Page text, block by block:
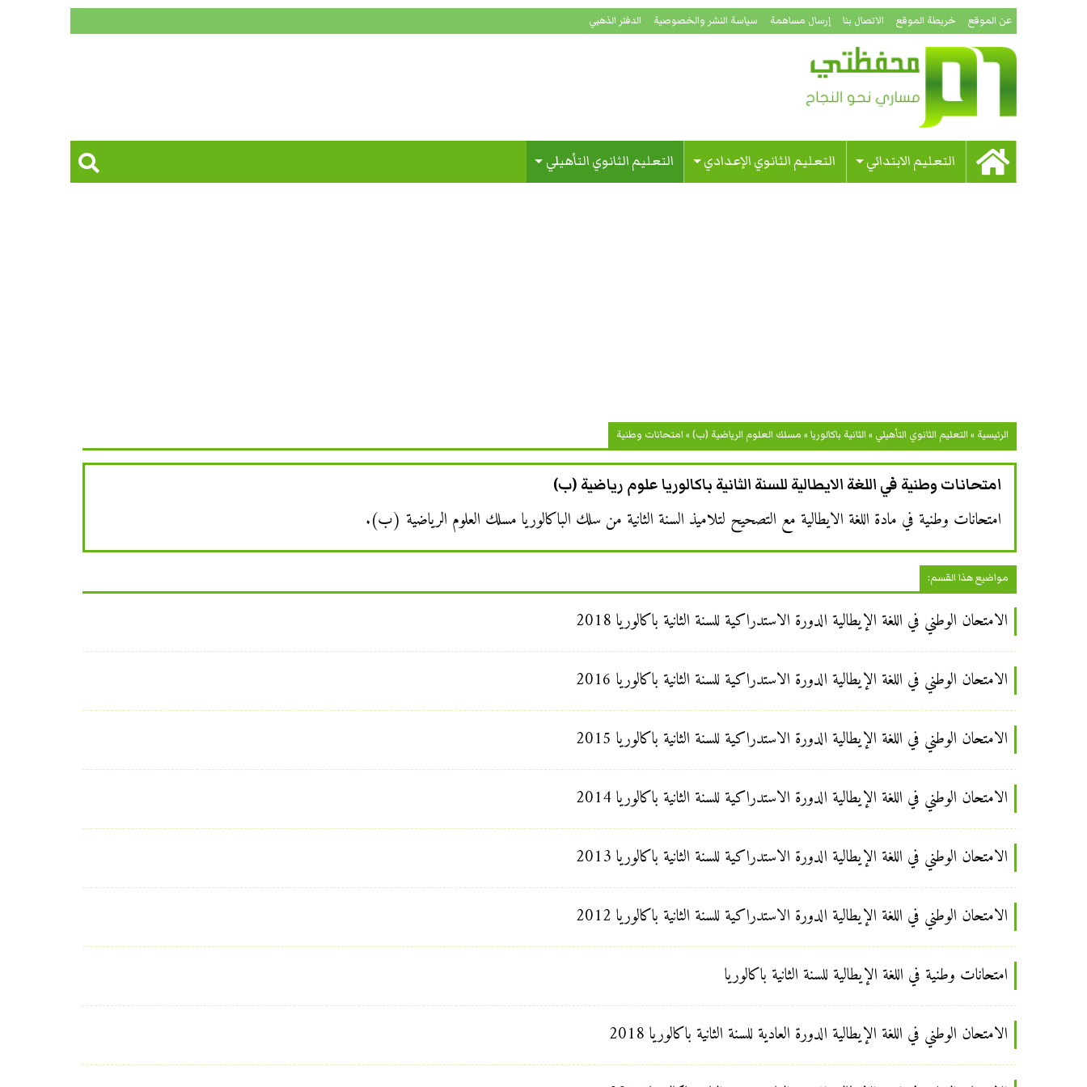
عن الموقع خريطة الموقع الاتصال بنا إرسال مساهمة سياسة النشر والخصوصية الدفتر الذهبي
التعليم الابتدائي التعليم الثانوي الإعدادي التعليم الثانوي التأهيلي
الرئيسية »التعليم الثانوي التأهيلي »الثانية باكالوريا» مسلك العلوم الرياضية (ب)»امتحانات وطنية
امتحانات وطنية في اللغة الايطالية للسنة الثانية باكالوريا علوم رياضية (ب)
امتحانات وطنية في مادة اللغة الايطالية مع التصحيح لتلاميذ السنة الثانية من سلك الباكالوريا مسلك العلوم الرياضية (ب).
مواضيع هذا القسم:
الامتحان الوطني في اللغة الإيطالية الدورة الاستدراكية للسنة الثانية باكالوريا 2018
الامتحان الوطني في اللغة الإيطالية الدورة الاستدراكية للسنة الثانية باكالوريا 2016
الامتحان الوطني في اللغة الإيطالية الدورة الاستدراكية للسنة الثانية باكالوريا 2015
الامتحان الوطني في اللغة الإيطالية الدورة الاستدراكية للسنة الثانية باكالوريا 2014
الامتحان الوطني في اللغة الإيطالية الدورة الاستدراكية للسنة الثانية باكالوريا 2013
الامتحان الوطني في اللغة الإيطالية الدورة الاستدراكية للسنة الثانية باكالوريا 2012
امتحانات وطنية في اللغة الإيطالية للسنة الثانية باكالوريا
الامتحان الوطني في اللغة الإيطالية الدورة العادية للسنة الثانية باكالوريا 2018